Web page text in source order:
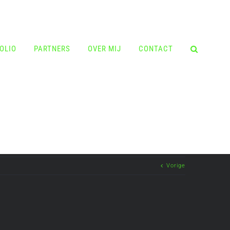
PARTNERS OVER MIJ CONTACT
Vorige